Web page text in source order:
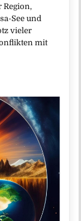
Region,
See und
vieler
mit